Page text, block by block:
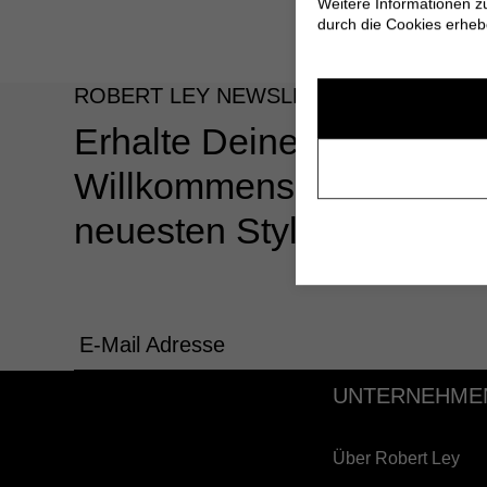
ROBERT LEY NEWSLETTER
Erhalte Deinen 10%
Willkommensgutschein
neuesten Styles &
E-Mail Adresse
Über Robert Ley
durch die Cookies